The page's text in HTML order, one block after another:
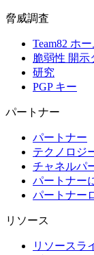
脅威調査
Team82 ホ
脆弱性 開示
研究
PGP キー
パートナー
パートナー
テクノロジ
チャネルパ
パートナー
パートナー
リソース
リソースラ